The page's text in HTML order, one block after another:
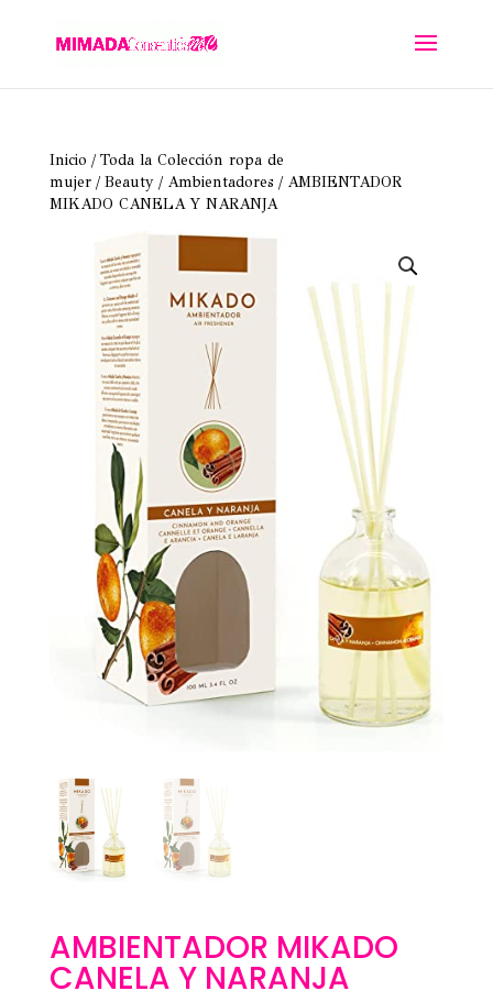
Inicio /Toda la Colección ropa de
mujer/Beauty/ Ambientadores / AMBIENTADOR
MIKADO CANELA Y NARANJA
AMBIENTADOR MIKADO
CANELA Y NARANJA